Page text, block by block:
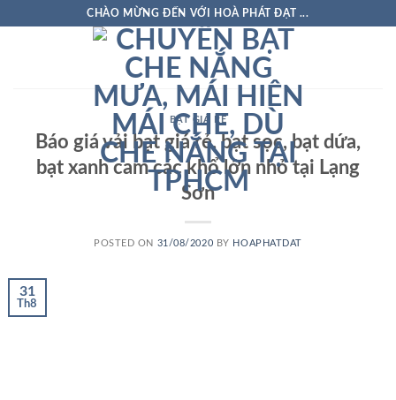
CHÀO MỪNG ĐẾN VỚI HOÀ PHÁT ĐẠT ...
BẠT GIÁ RẺ
Báo giá vải bạt giá rẻ, bạt sọc, bạt dứa,
bạt xanh cam các khổ lớn nhỏ tại Lạng
Sơn
POSTED ON 31/08/2020 BY HOAPHATDAT
31
Th8